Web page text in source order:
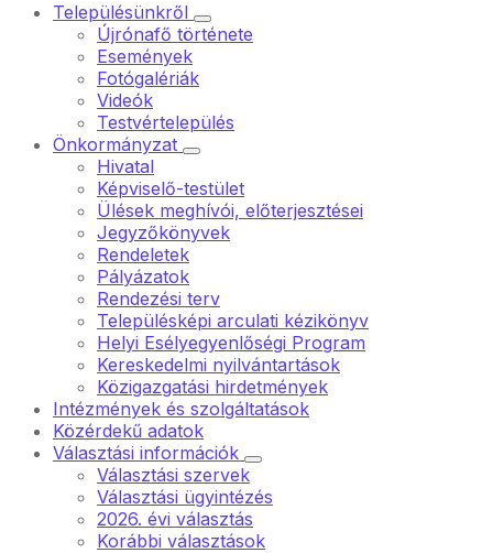
Településünkről
Újrónafő története
Események
Fotógalériák
Videók
Testvértelepülés
Önkormányzat
Hivatal
Képviselő-testület
Ülések meghívói, előterjesztései
Jegyzőkönyvek
Rendeletek
Pályázatok
Rendezési terv
Településképi arculati kézikönyv
Helyi Esélyegyenlőségi Program
Kereskedelmi nyilvántartások
Közigazgatási hirdetmények
Intézmények és szolgáltatások
Közérdekű adatok
Választási információk
Választási szervek
Választási ügyintézés
2026. évi választás
Korábbi választások